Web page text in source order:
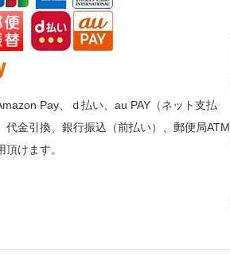
Pay、ｄ払い、au PAY（ネット支払
代金引換、銀行振込（前払い）、郵便局ATM
けます。